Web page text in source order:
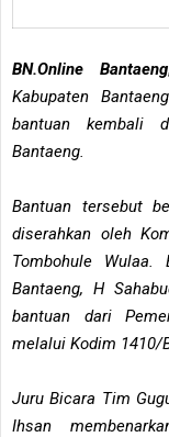
BN.Online Bantaeng
Kabupaten
bantuan kembali
Bantaeng.
Bantuan tersebut
diserahkan oleh
Tombohule
Bantaeng, H
bantuan dari
melalui Kodim 1410/
Juru Bicara Tim
Ihsan